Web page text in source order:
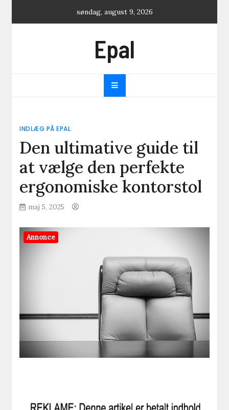
søndag, august 9, 2026
Epal
INDLÆG PÅ EPAL
Den ultimative guide til
at vælge den perfekte
ergonomiske kontorstol
maj 5, 2025
Annonce